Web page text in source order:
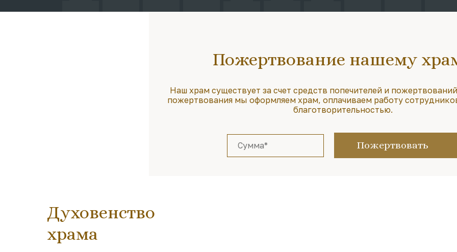
Пожертвование нашему
Наш храм существует за счет средств попечителей и
пожертвования мы оформляем храм, оплачиваем работу
благотворительностью.
Пожертвовать
Духовенство
храма